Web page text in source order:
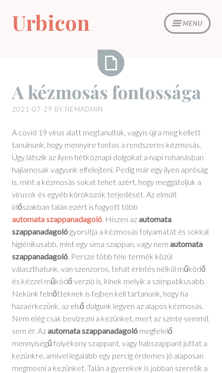
content
MENU
Urbicon
kézmosás
fontossága
A kézmosás fontossága
2021-07-29 BY NEMADMIN
A covid 19 vírus alatt megtanultuk, vagyis újra meg kellett
tanulnunk, hogy mennyire fontos a rendszeres kézmosás.
Úgy látszik az ilyen hétköznapi dolgokat a napi rohanásban
hajlamosak vagyunk elfelejteni. Pedig már egy ilyen apróság
is, mint a kézmosás sokat tehet azért, hogy meggátoljuk a
vírusok és egyéb kórokozók terjedését. Az elmúlt
időszakban talán ezért is fogyott több
automata szappanadagoló Hiszen azautomata
szappanadagológyorsítja a kézmosás folyamatát és sokkal
higiénikusabb, mint egy sima szappan, vagy nem automata
szappanadagoló . Persze több féle termék közül
választhatunk, van szenzoros, tehát érintés nélkül működő
és kézzel működő verzió is, kinek melyik a szimpatikusabb.
Nekünk felnőtteknek is fejben kell tartanunk, hogy ha
hazaérkezünk, az első dolgunk legyen az alapos kézmosás.
Nem elég csak bevizezni a kezünket, mert az szinte semmit
sem ér. Azautomata szappanadagoló megfelelő
mennyiségű folyékony szappant, vagy habszappant juttat a
kezünkre, amivel legalább egy percig érdemes jó alaposan
megmosni a kezünket. Talán a gyerekek is jobban szeretik a